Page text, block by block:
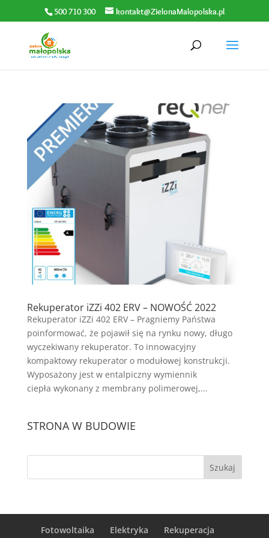
500 710 300 kontakt@ZielonaMalopolska.pl
Rekuperator iZZi 402 ERV – NOWOŚĆ 2022
Rekuperator iZZi 402 ERV – Pragniemy Państwa
poinformować, że pojawił się na rynku nowy, długo
wyczekiwany rekuperator. To innowacyjny
kompaktowy rekuperator o modułowej konstrukcji.
Wyposażony jest w entalpiczny wymiennik
ciepła wykonany z membrany polimerowej,...
STRONA W BUDOWIE
Fotowoltaika Elektryka Rekuperacja